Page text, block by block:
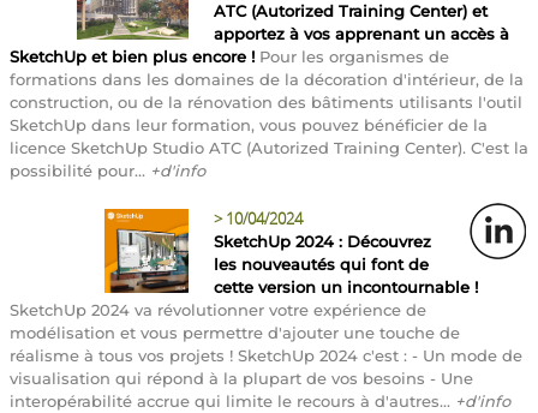
ATC (Autorized Training Center) et
apportez à vos apprenant un accès à
SketchUp et bien plus encore ! Pour les organismes de
formations dans les domaines de la décoration d'intérieur, de la
construction, ou de la rénovation des bâtiments utilisants l'outil
SketchUp dans leur formation, vous pouvez bénéficier de la
licence SketchUp Studio ATC (Autorized Training Center). C'est la
possibilité pour... +d'info
> 10/04/2024
SketchUp 2024 : Découvrez
les nouveautés qui font de
cette version un incontournable !
SketchUp 2024 va révolutionner votre expérience de
modélisation et vous permettre d'ajouter une touche de
réalisme à tous vos projets ! SketchUp 2024 c'est : - Un mode de
visualisation qui répond à la plupart de vos besoins - Une
interopérabilité accrue qui limite le recours à d'autres... +d'info